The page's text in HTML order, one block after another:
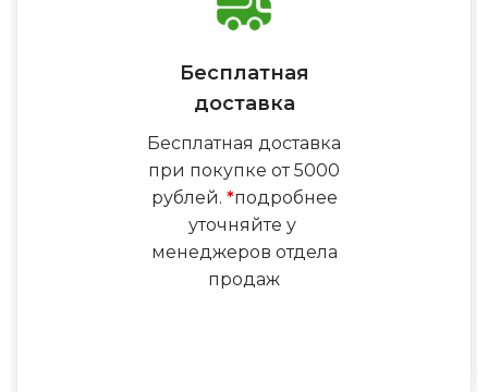
Бесплатная
доставка
Бесплатная доставка
при покупке от 5000
рублей. *подробнее
уточняйте у
менеджеров отдела
продаж